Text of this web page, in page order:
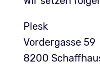
Plesk
Vordergasse 59
8200